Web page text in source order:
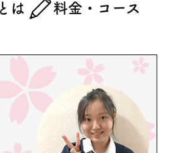
は 料金・コース